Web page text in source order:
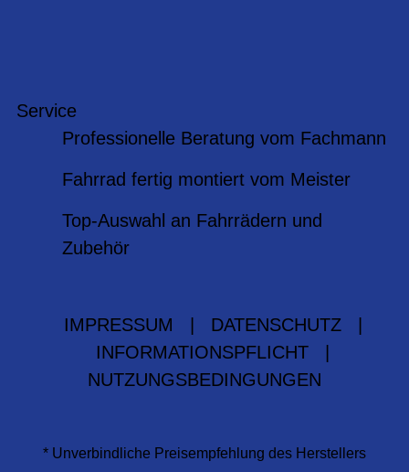
Service
Professionelle Beratung vom Fachmann
Fahrrad fertig montiert vom Meister
Top-Auswahl an Fahrrädern und
Zubehör
IMPRESSUM DATENSCHUTZ
INFORMATIONSPFLICHT
NUTZUNGSBEDINGUNGEN
* Unverbindliche Preisempfehlung des Herstellers